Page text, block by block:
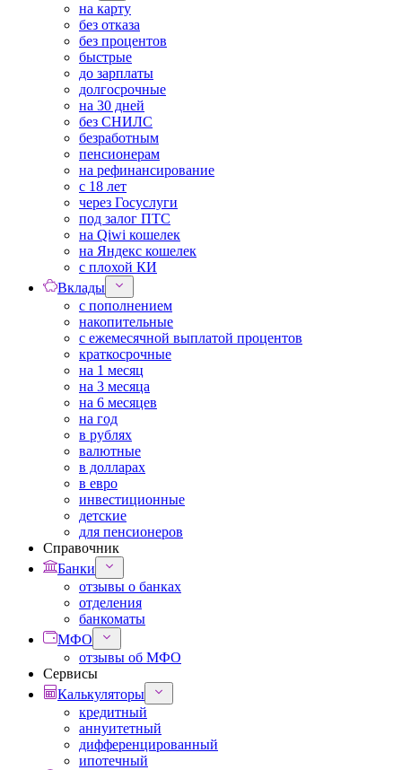
на карту
без отказа
без процентов
быстрые
до зарплаты
долгосрочные
на 30 дней
без СНИЛС
безработным
пенсионерам
на рефинансирование
с 18 лет
через Госуслуги
под залог ПТС
на Qiwi кошелек
на Яндекс кошелек
с плохой КИ
Вклады
с пополнением
накопительные
с ежемесячной выплатой процентов
краткосрочные
на 1 месяц
на 3 месяца
на 6 месяцев
на год
в рублях
валютные
в долларах
в евро
инвестиционные
детские
для пенсионеров
Справочник
Банки
отзывы о банках
отделения
банкоматы
МФО
отзывы об МФО
Сервисы
Калькуляторы
кредитный
аннуитетный
дифференцированный
ипотечный